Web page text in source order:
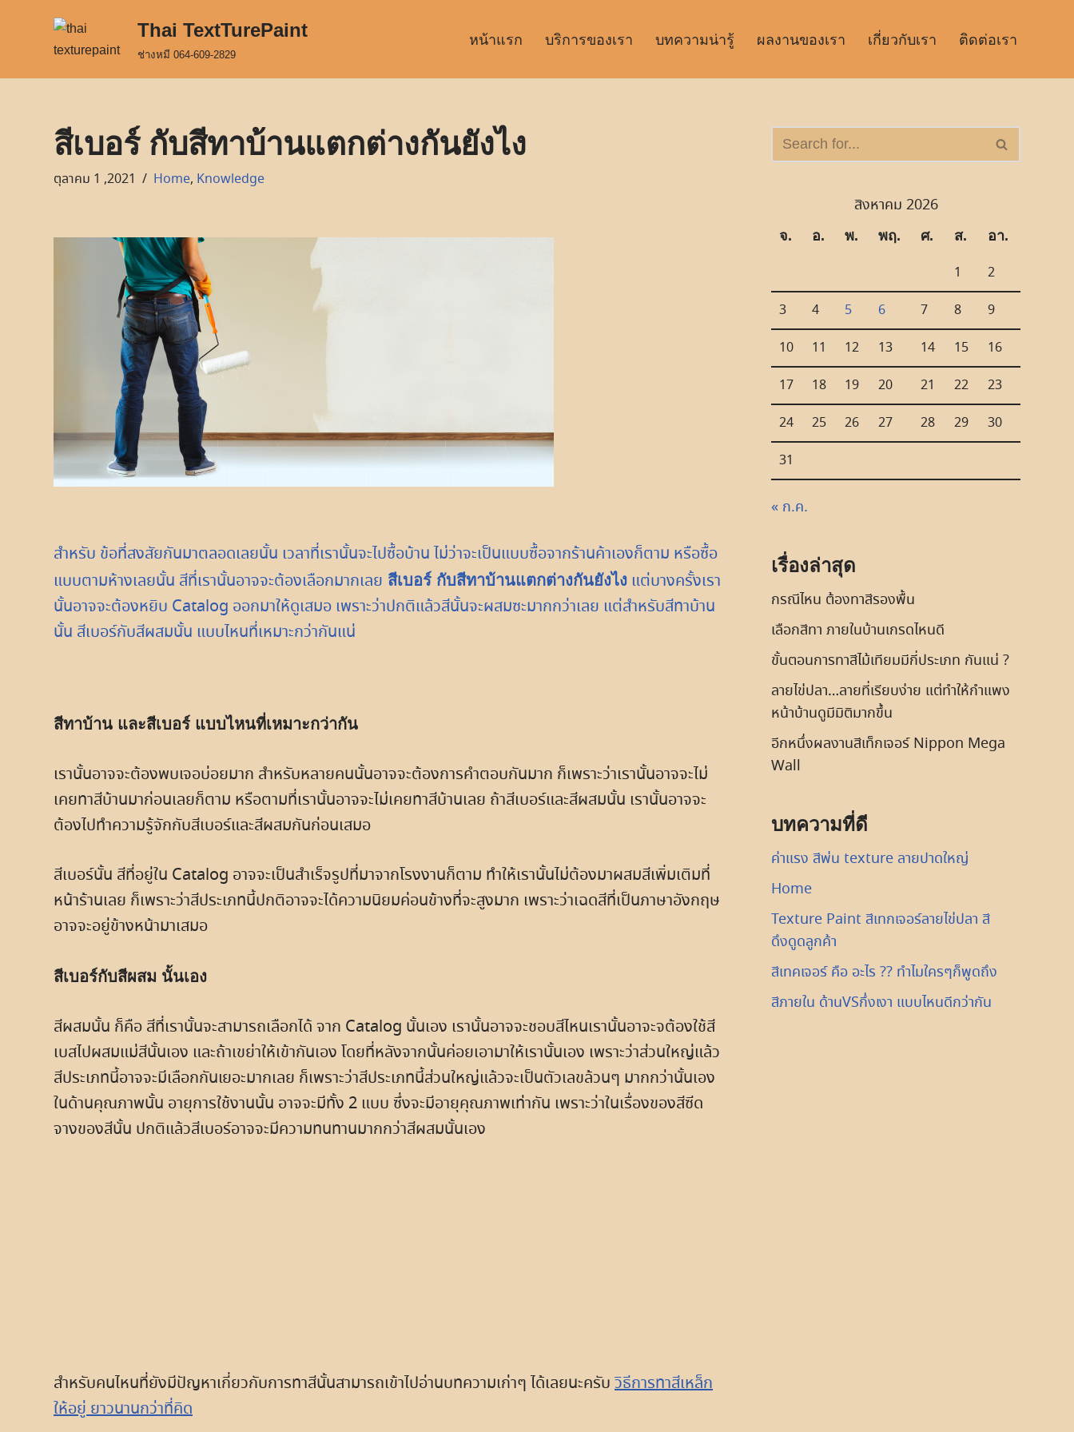
Thai TextTurePaint
ช่างหมี 064-609-2829
หน้าแรก บริการของเรา บทความน่ารู้ ผลงานของเรา เกี่ยวกับเรา ติดต่อเรา
สีเบอร์ กับสีทาบ้านแตกต่างกันยังไง
ตุลาคม 1 ,2021 Home, Knowledge
สำหรับ ข้อที่สงสัยกันมาตลอดเลยนั้น เวลาที่เรานั้นจะไปซื้อบ้าน ไม่ว่าจะเป็นแบบซื้อจากร้านค้าเองก็ตาม หรือซื้อ
แบบตามห้างเลยนั้น สีที่เรานั้นอาจจะต้องเลือกมากเลย สีเบอร์ กับสีทาบ้านแตกต่างกันยังไง แต่บางครั้งเรา
นั้นอาจจะต้องหยิบ Catalog ออกมาให้ดูเสมอ เพราะว่าปกติแล้วสีนั้นจะผสมซะมากกว่าเลย แต่สำหรับสีทาบ้าน
นั้น สีเบอร์กับสีผสมนั้น แบบไหนที่เหมาะกว่ากันแน่
สีทาบ้าน และสีเบอร์ แบบไหนที่เหมาะกว่ากัน
เรานั้นอาจจะต้องพบเจอบ่อยมาก สำหรับหลายคนนั้นอาจจะต้องการคำตอบกันมาก ก็เพราะว่าเรานั้นอาจจะไม่
เคยทาสีบ้านมาก่อนเลยก็ตาม หรือตามที่เรานั้นอาจจะไม่เคยทาสีบ้านเลย ถ้าสีเบอร์และสีผสมนั้น เรานั้นอาจจะ
ต้องไปทำความรู้จักกับสีเบอร์และสีผสมกันก่อนเสมอ
สีเบอร์นั้น สีที่อยู่ใน Catalog อาจจะเป็นสำเร็จรูปที่มาจากโรงงานก็ตาม ทำให้เรานั้นไม่ต้องมาผสมสีเพิ่มเติมที่
หน้าร้านเลย ก็เพราะว่าสีประเภทนี้ปกติอาจจะได้ความนิยมค่อนข้างที่จะสูงมาก เพราะว่าเฉดสีที่เป็นภาษาอังกฤษ
อาจจะอยู่ข้างหน้ามาเสมอ
สีเบอร์กับสีผสม นั้นเอง
สีผสมนั้น ก็คือ สีที่เรานั้นจะสามารถเลือกได้ จาก Catalog นั้นเอง เรานั้นอาจจะชอบสีไหนเรานั้นอาจะจต้องใช้สี
เบสไปผสมแม่สีนั้นเอง และถ้าเขย่าให้เข้ากันเอง โดยที่หลังจากนั้นค่อยเอามาให้เรานั้นเอง เพราะว่าส่วนใหญ่แล้ว
สีประเภทนี้อาจจะมีเลือกกันเยอะมากเลย ก็เพราะว่าสีประเภทนี้ส่วนใหญ่แล้วจะเป็นตัวเลขล้วนๆ มากกว่านั้นเอง
ในด้านคุณภาพนั้น อายุการใช้งานนั้น อาจจะมีทั้ง 2 แบบ ซึ่งจะมีอายุคุณภาพเท่ากัน เพราะว่าในเรื่องของสีซีด
จางของสีนั้น ปกติแล้วสีเบอร์อาจจะมีความทนทานมากกว่าสีผสมนั้นเอง
สำหรับคนไหนที่ยังมีปัญหาเกี่ยวกับการทาสีนั้นสามารถเข้าไปอ่านบทความเก่าๆ ได้เลยนะครับวิธีการทาสีเหล็ก
ให้อยู่ ยาวนานกว่าที่คิด
สิงหาคม 2026
จ. อ. พ. พฤ. ศ. ส. อา.
1 2
3 4 5 6 7 8 9
10 11 12 13 14 15 16
17 18 19 20 21 22 23
24 25 26 27 28 29 30
31
« ก.ค.
เรื่องล่าสุด
กรณีไหน ต้องทาสีรองพื้น
เลือกสีทา ภายในบ้านเกรดไหนดี
ขั้นตอนการทาสีไม้เทียมมีกี่ประเภท กันแน่ ?
ลายไข่ปลา…ลายที่เรียบง่าย แต่ทำให้กำแพง
หน้าบ้านดูมีมิติมากขึ้น
อีกหนึ่งผลงานสีเท็กเจอร์ Nippon Mega
Wall
บทความที่ดี
ค่าแรง สีพ่น texture ลายปาดใหญ่
Home
Texture Paint สีเทกเจอร์ลายไข่ปลา สี
ดึงดูดลูกค้า
สีเทคเจอร์ คือ อะไร ?? ทำไมใครๆก็พูดถึง
สีภายใน ด้านVSกึ่งเงา แบบไหนดีกว่ากัน